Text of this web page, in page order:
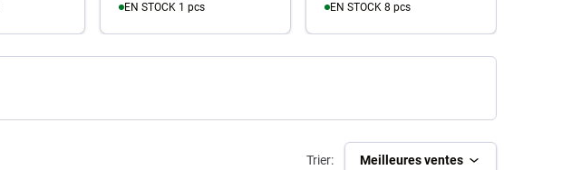
EN STOCK 1 pcs
Au panier
EN STOCK 8 pcs
Au panier
Trier: Meilleures ventes